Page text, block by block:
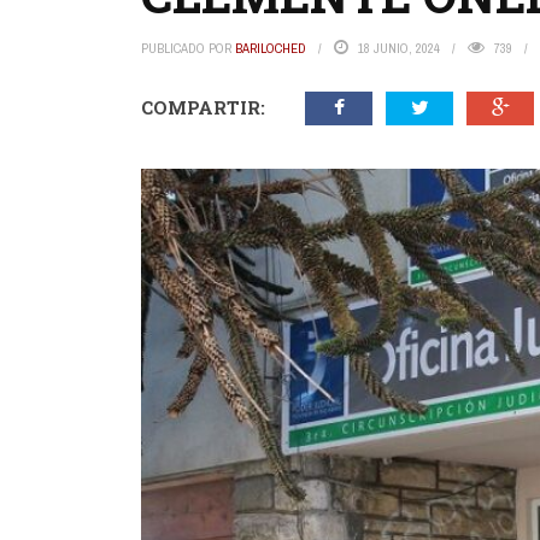
PUBLICADO POR BARILOCHED 18 JUNIO, 2024 739
COMPARTIR: